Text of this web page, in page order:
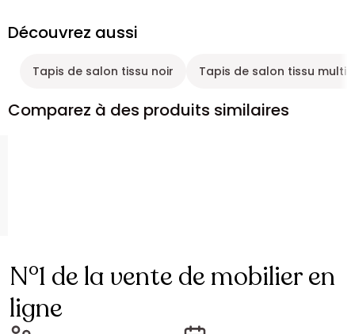
Découvrez aussi
Tapis de salon tissu noir Tapis de salon tissu
Comparez à des produits similaires
N°1 de la vente de mobilier en
ligne